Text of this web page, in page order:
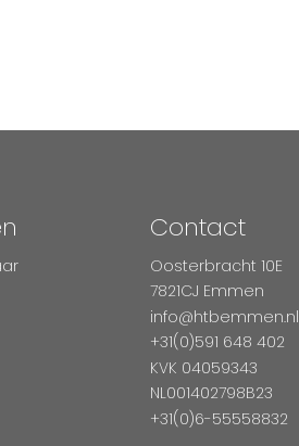
Contact
Oosterbracht 10E
7821CJ Emmen
info@htbemmen.nl
+31(0)591 648 402
KVK 04059343
NL001402798B23
+31(0)6-55558832